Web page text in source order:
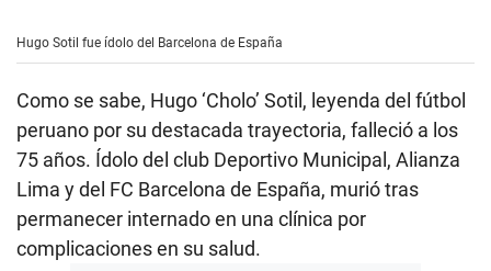
e
n
d
s
o
f
m
i
n
u
Hugo Sotil fue ídolo del Barcelona de España
Como se sabe, Hugo ‘Cholo’ Sotil, leyenda del fútbol
peruano por su destacada trayectoria, falleció a los
75 años. Ídolo del club Deportivo Municipal, Alianza
Lima y del FC Barcelona de España, murió tras
permanecer internado en una clínica por
complicaciones en su salud.